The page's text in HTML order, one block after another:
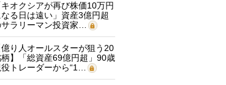
キオクシアが再び株価10万円
なる日は遠い」資産3億円超
ラリーマン投資家…
億り人オールスターが狙う20
】「総資産69億円超」90歳
トレーダーから“1…